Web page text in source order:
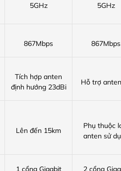
5GHz 5GHz
867Mbps 867Mbps
Tích hợp anten
định hướng 23dBi
Hỗ trợ
Lên đến 15km
Phụ thuộc
anten sử
1 cổng Gigabit
2 cổng